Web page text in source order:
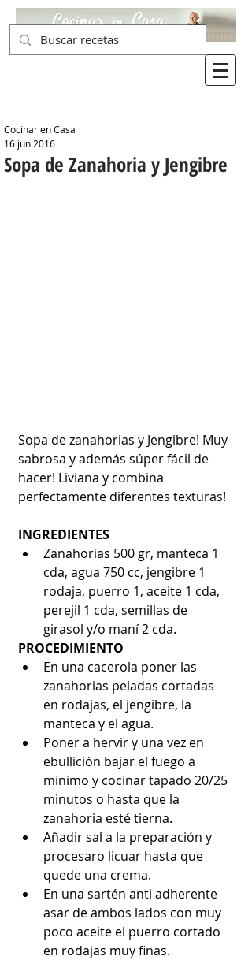
Sopa de Zanahoria y Jengibre
Cocinar en Casa
16 jun 2016
Sopa de zanahorias y Jengibre! Muy
sabrosa y además súper fácil de
hacer! Liviana y combina
perfectamente diferentes texturas!
INGREDIENTES
Zanahorias 500 gr, manteca 1
cda, agua 750 cc, jengibre 1
rodaja, puerro 1, aceite 1 cda,
perejil 1 cda, semillas de
girasol y/o maní 2 cda.
PROCEDIMIENTO
En una cacerola poner las
zanahorias peladas cortadas
en rodajas, el jengibre, la
manteca y el agua.
Poner a hervir y una vez en
ebullición bajar el fuego a
mínimo y cocinar tapado 20/25
minutos o hasta que la
zanahoria esté tierna.
Añadir sal a la preparación y
procesaro licuar hasta que
quede una crema.
En una sartén anti adherente
asar de ambos lados con muy
poco aceite el puerro cortado
en rodajas muy finas.